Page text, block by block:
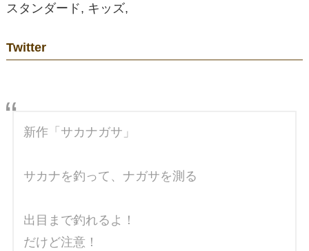
スタンダード, キッズ,
Twitter
新作「サカナガサ」
サカナを釣って、ナガサを測る
出目まで釣れるよ！
だけど注意！